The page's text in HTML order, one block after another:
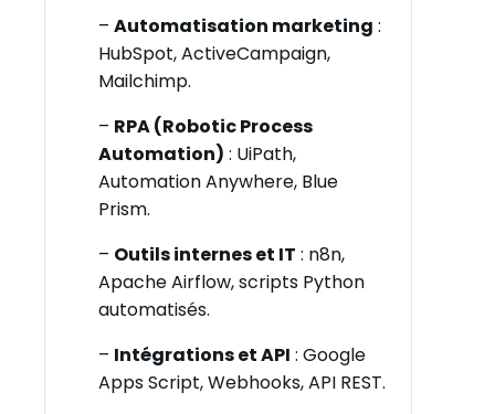
– Automatisation marketing :
HubSpot, ActiveCampaign,
Mailchimp.
– RPA (Robotic Process
Automation) : UiPath,
Automation Anywhere, Blue
Prism.
– Outils internes et IT : n8n,
Apache Airflow, scripts Python
automatisés.
– Intégrations et API : Google
Apps Script, Webhooks, API REST.